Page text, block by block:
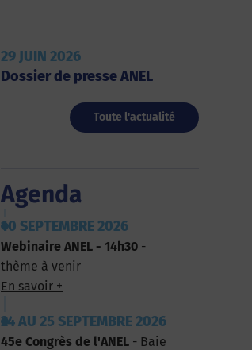
29 JUIN 2026
Dossier de presse ANEL
Toute l'actualité
Agenda
10 SEPTEMBRE 2026
Webinaire ANEL - 14h30 -
thème à venir
En savoir +
24 AU 25 SEPTEMBRE 2026
45e Congrès de l'ANEL - Baie